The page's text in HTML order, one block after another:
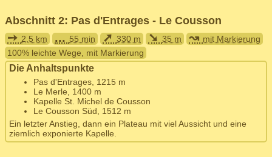
Abschnitt 2: Pas d'Entrages - Le Cousson
➙2,5 km ...55 min ➚330 m ➘35 m ↝mit Markierung
100% leichte Wege, mit Markierung
Die Anhaltspunkte
Pas d'Entrages, 1215 m
Le Merle, 1400 m
Kapelle St. Michel de Cousson
Le Cousson Süd, 1512 m
Ein letzter Anstieg, dann ein Plateau mit viel Aussicht und eine
ziemlich exponierte Kapelle.